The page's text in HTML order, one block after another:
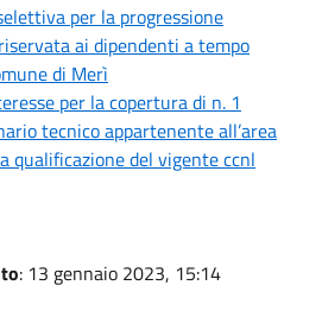
per la progressione
ai dipendenti a tempo
di Merì
per la copertura di n. 1
tecnico appartenente all’area
qualificazione del vigente ccnl
: 13 gennaio 2023, 15:14